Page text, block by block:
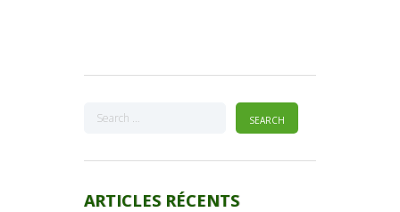
ARTICLES RÉCENTS